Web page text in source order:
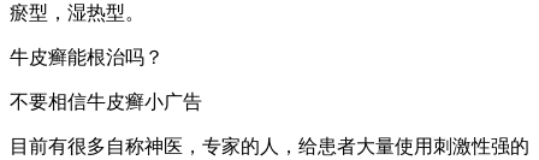
瘀型，湿热型。
牛皮癣能根治吗？
不要相信牛皮癣小广告
目前有很多自称神医，专家的人，给患者大量使用刺激性强的